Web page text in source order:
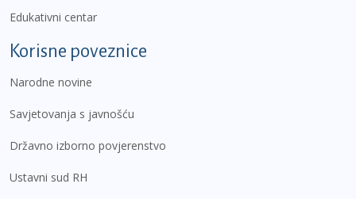
Edukativni centar
Korisne poveznice
Narodne novine
Savjetovanja s javnošću
Državno izborno povjerenstvo
Ustavni sud RH